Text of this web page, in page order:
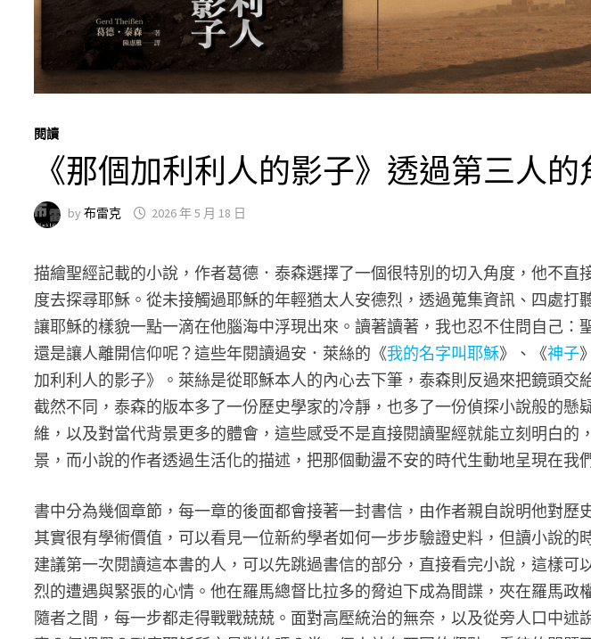
閱讀
《那個加利利人的影子》透過第三人
by布雷克 2026 年 5 月 18 日
描繪聖經記載的小說，作者葛德．泰森選擇了一個很特別的切入角度，他不直
度去探尋耶穌。從未接觸過耶穌的年輕猶太人安德烈，透過蒐集資訊、四處打
讓耶穌的樣貌一點一滴在他腦海中浮現出來。讀著讀著，我也忍不住問自己：
還是讓人離開信仰呢？這些年閱讀過安．萊絲的《我的名字叫耶穌》、《神子
加利利人的影子》。萊絲是從耶穌本人的內心去下筆，泰森則反過來把鏡頭交
截然不同，泰森的版本多了一份歷史學家的冷靜，也多了一份偵探小說般的懸
維，以及對當代背景更多的體會，這些感受不是直接閱讀聖經就能立刻明白的
景，而小說的作者透過生活化的描述，把那個動盪不安的時代生動地呈現在我
書中分為幾個章節，每一章的後面都會接著一封書信，由作者親自說明他對歷
其實很有學術價值，可以看見一位新約學者如何一步步驗證史料，但讀小說的
建議第一次閱讀這本書的人，可以先跳過書信的部分，直接看完小說，這樣可
烈的遭遇與緊張的心情。他在羅馬總督比拉多的脅迫下成為間諜，夾在羅馬政
隨者之間，每一步都走得戰戰兢兢。面對高壓統治的無奈，以及從旁人口中述